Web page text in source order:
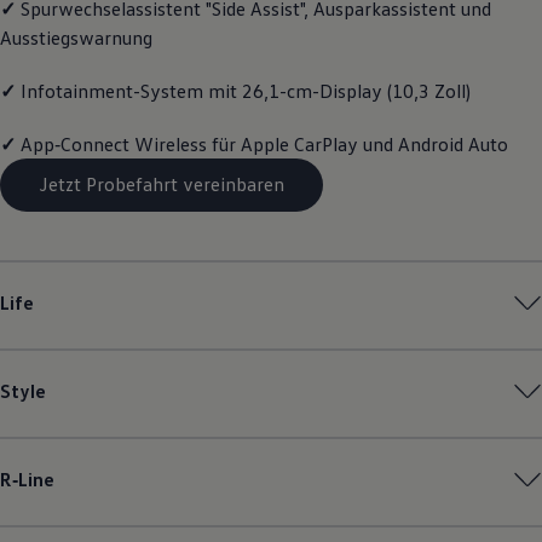
Magazin
Lifestyle
Familie
Elektromobilität
Pannen- und Unfallhilfe
Volkswagen Kundenbetreuung
✓ Spurwechselassistent "Side Assist", Ausparkassistent und
Ausstiegswarnung
✓ Infotainment-System mit 26,1-cm-Display (10,3 Zoll)
✓ App‑Connect Wireless für Apple CarPlay und Android Auto
Jetzt Probefahrt vereinbaren
Life
Style
R‑Line